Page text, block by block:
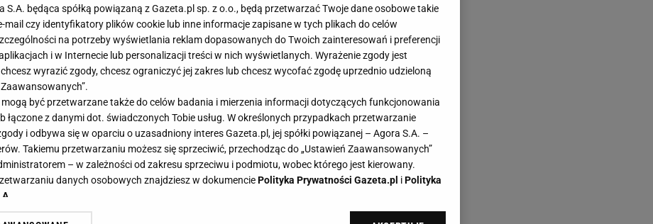
S.A. będąca spółką powiązaną z Gazeta.pl sp. z o.o., będą przetwarzać Twoje dane osobowe takie
mail czy identyfikatory plików cookie lub inne informacje zapisane w tych plikach do celów
na potrzeby wyświetlania reklam dopasowanych do Twoich zainteresowań i preferencji
i w Internecie lub personalizacji treści w nich wyświetlanych. Wyrażenie zgody jest
wyrazić zgody, chcesz ograniczyć jej zakres lub chcesz wycofać zgodę uprzednio udzieloną
być przetwarzane także do celów badania i mierzenia informacji dotyczących funkcjonowania
łączone z danymi dot. świadczonych Tobie usług. W określonych przypadkach przetwarzanie
i odbywa się w oparciu o uzasadniony interes Gazeta.pl, jej spółki powiązanej – Agora S.A. –
Takiemu przetwarzaniu możesz się sprzeciwić, przechodząc do „Ustawień Zaawansowanych”
– w zależności od zakresu sprzeciwu i podmiotu, wobec którego jest kierowany.
danych osobowych znajdziesz w dokumenciePolityka Prywatności Gazeta.pl iPolityka